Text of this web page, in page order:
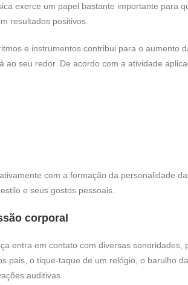
exerce um papel bastante importante para
resultados positivos.
e instrumentos contribui para o aumento
ao seu redor. De acordo com a atividade
com a formação da personalidade
e seus gostos pessoais.
corporal
entra em contato com diversas sonoridades,
pais, o tique-taque de um relógio, o barulho
auditivas.